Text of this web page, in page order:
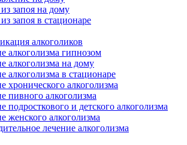
запоя на дому
запоя в стационаре
алкоголиков
алкоголизма гипнозом
алкоголизма на дому
алкоголизма в стационаре
хронического алкоголизма
пивного алкоголизма
подросткового и детского алкоголизма
женского алкоголизма
лечение алкоголизма